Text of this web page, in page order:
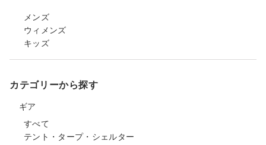
メンズ
ウィメンズ
キッズ
カテゴリーから探す
ギア
すべて
テント・タープ・シェルター